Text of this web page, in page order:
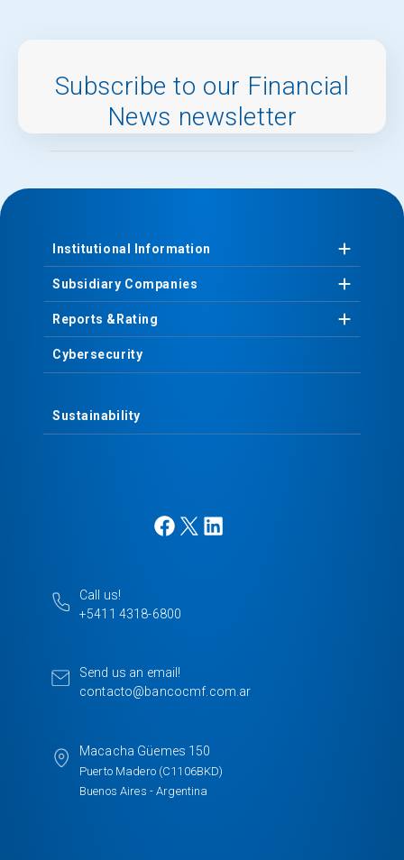
Subscribe to our Financial
News newsletter
Institutional Information
Subsidiary Companies
Reports &Rating
Cybersecurity
Sustainability
Call us!
+5411 4318-6800
Send us an email!
contacto@bancocmf.com.ar
Macacha Güemes 150
Puerto Madero (C1106BKD)
Buenos Aires - Argentina
F
b
X
L